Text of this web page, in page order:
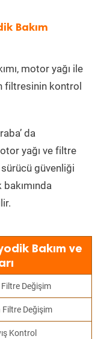
Bakım
motor yağı ile
filtresinin kontrol
da
yağı ve filtre
sürücü güvenliği
Bakım ve
Değişim
Filtre Değişim
Kontrol